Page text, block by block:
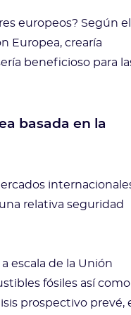
europeos? Según el
Europea, crearía
beneficioso para
basada en la
relativa seguridad
escala de la Unión
fósiles así como
prospectivo prevé,